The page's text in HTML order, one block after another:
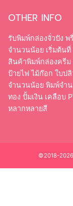
OTHER INFO
รับพิมพ์กล่องจั่วปัง พ
จำนวนน้อย เริ่มต้น
สินค้าพิมพ์กล่องครีม
ป้ายไฟ ไม้ก๊อก ใบปลิ
จำนวนน้อย พิมพ์จำ
ทอง ปั้มเงิน เคลือบ
หลากหลายสี
©2018-2026